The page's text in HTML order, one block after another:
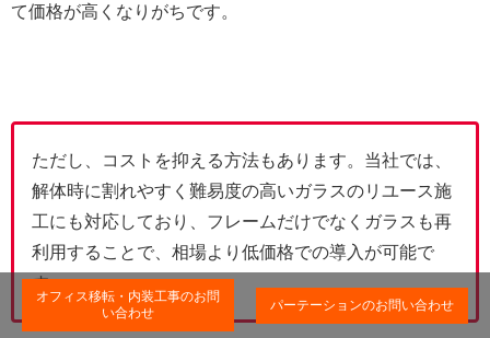
て価格が高くなりがちです。
ただし、コストを抑える方法もあります。当社では、
解体時に割れやすく難易度の高いガラスのリユース施
工にも対応しており、フレームだけでなくガラスも再
利用することで、相場より低価格での導入が可能で
す。
オフィス移転・内装工事のお問
い合わせ
パーテーションのお問い合わせ